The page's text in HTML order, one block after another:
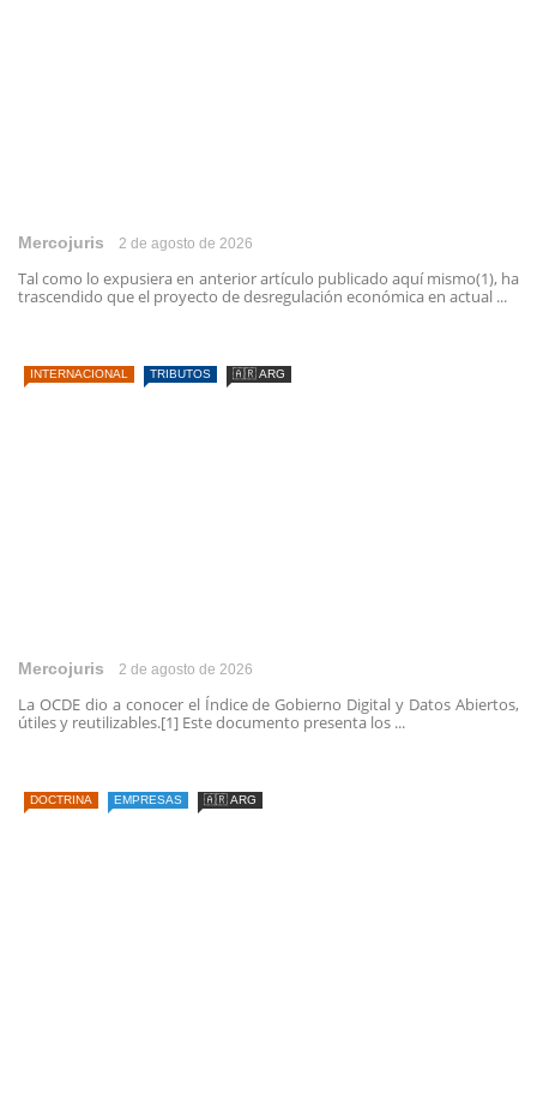
Mercojuris 2 de agosto de 2026
Tal como lo expusiera en anterior artículo publicado aquí mismo(1), ha
trascendido que el proyecto de desregulación económica en actual ...
INTERNACIONAL TRIBUTOS 🇦🇷 ARG
Mercojuris 2 de agosto de 2026
La OCDE dio a conocer el Índice de Gobierno Digital y Datos Abiertos,
útiles y reutilizables.[1] Este documento presenta los ...
DOCTRINA EMPRESAS 🇦🇷 ARG